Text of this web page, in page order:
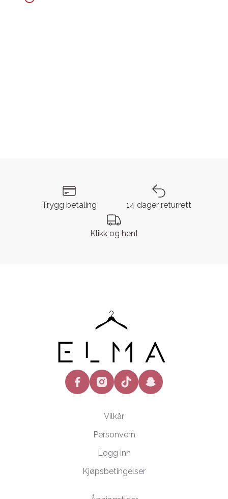
Trygg betaling 14 dager returrett
Klikk og hent
facebookinstagramtiktok snapchat
Vilkår
Personvern
Logg inn
Kjøpsbetingelser